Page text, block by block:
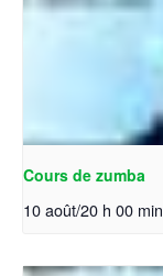
Cours de zumba
10 août/20 h 00 min